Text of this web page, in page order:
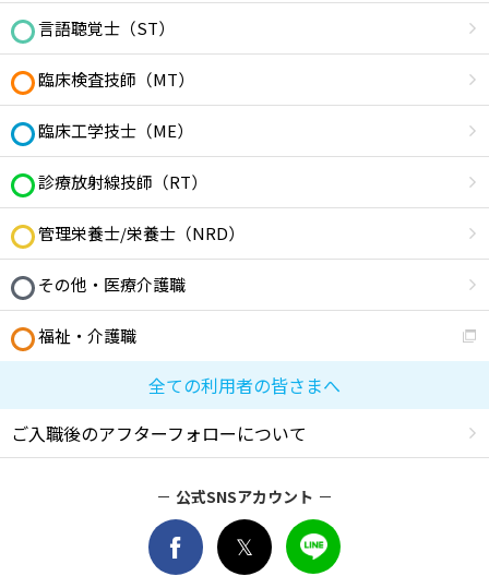
言語聴覚士（ST）
臨床検査技師（MT）
臨床工学技士（ME）
診療放射線技師（RT）
管理栄養士/栄養士（NRD）
その他・医療介護職
福祉・介護職
全ての利用者の皆さまへ
ご入職後のアフターフォローについて
公式SNSアカウント